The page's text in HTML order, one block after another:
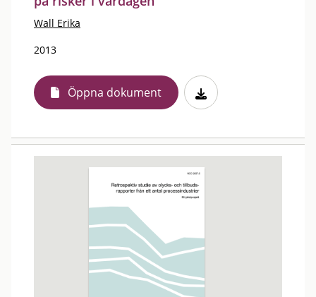
Wall Erika
2013
Öppna dokument